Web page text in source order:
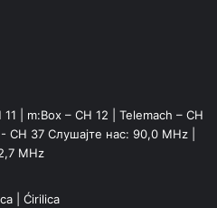
| m:Box – CH 12 | Telemach – CH
37 Слушајте нас: 90,0 MHz |
MHz
| Ćirilica